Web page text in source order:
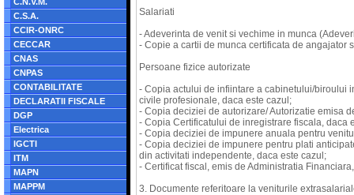
C.S.A.
CCIR-ONRC
CECCAR
CNAS
CNPAS
CONTABILITATE
DECLARATII FISCALE
DGP
Electrica
IGCTI
ITM
MAPN
MAPPM
Salariati
- Adeverinta de venit si vechime in munca
- Copie a cartii de munca certificata de angajator
Persoane fizice autorizate
- Copia actului de infiintare a cabinetului/biroului
civile profesionale, daca este cazul;
- Copia deciziei de autorizare/ Autorizatie emisa
- Copia Certificatului de inregistrare fiscala, daca
- Copia deciziei de impunere anuala pentru
- Copia deciziei de impunere pentru plati
din activitati independente, daca este cazul;
- Certificat fiscal, emis de Administratia
3. Documente referitoare la veniturile